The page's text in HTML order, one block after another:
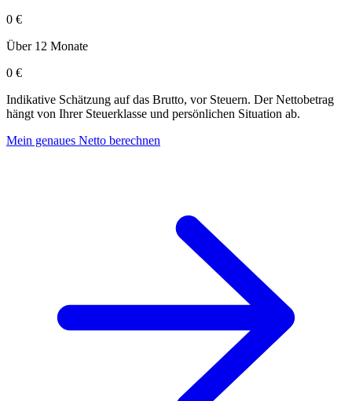
0 €
Über 12 Monate
0 €
Indikative Schätzung auf das Brutto, vor Steuern. Der Nettobetrag
hängt von Ihrer Steuerklasse und persönlichen Situation ab.
Mein genaues Netto berechnen